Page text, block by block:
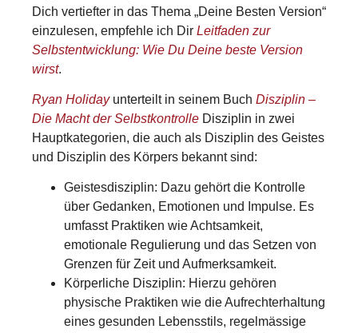
Dich vertiefter in das Thema „Deine Besten Version“
einzulesen, empfehle ich Dir Leitfaden zur
Selbstentwicklung: Wie Du Deine beste Version
wirst.
Ryan Holidayunterteilt in seinem Buch Disziplin –
Die Macht der Selbstkontrolle Disziplin in zwei
Hauptkategorien, die auch als Disziplin des Geistes
und Disziplin des Körpers bekannt sind:
Geistesdisziplin: Dazu gehört die Kontrolle
über Gedanken, Emotionen und Impulse. Es
umfasst Praktiken wie Achtsamkeit,
emotionale Regulierung und das Setzen von
Grenzen für Zeit und Aufmerksamkeit.
Körperliche Disziplin: Hierzu gehören
physische Praktiken wie die Aufrechterhaltung
eines gesunden Lebensstils, regelmässige